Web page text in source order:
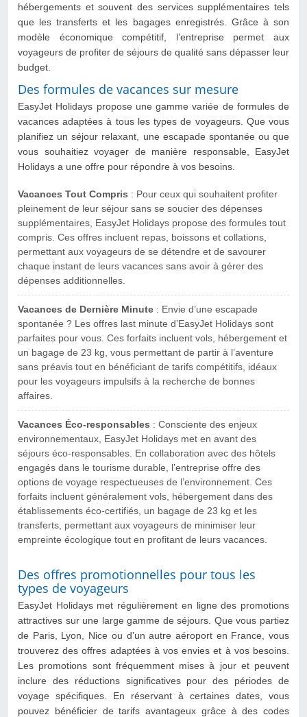
hébergements et souvent des services supplémentaires tels
que les transferts et les bagages enregistrés. Grâce à son
modèle économique compétitif, l’entreprise permet aux
voyageurs de profiter de séjours de qualité sans dépasser leur
budget.
Des formules de vacances sur mesure
EasyJet Holidays propose une gamme variée de formules de
vacances adaptées à tous les types de voyageurs. Que vous
planifiez un séjour relaxant, une escapade spontanée ou que
vous souhaitiez voyager de manière responsable, EasyJet
Holidays a une offre pour répondre à vos besoins.
Vacances Tout Compris : Pour ceux qui souhaitent profiter
pleinement de leur séjour sans se soucier des dépenses
supplémentaires, EasyJet Holidays propose des formules tout
compris. Ces offres incluent repas, boissons et collations,
permettant aux voyageurs de se détendre et de savourer
chaque instant de leurs vacances sans avoir à gérer des
dépenses additionnelles.
Vacances de Dernière Minute : Envie d’une escapade
spontanée ? Les offres last minute d’EasyJet Holidays sont
parfaites pour vous. Ces forfaits incluent vols, hébergement et
un bagage de 23 kg, vous permettant de partir à l’aventure
sans préavis tout en bénéficiant de tarifs compétitifs, idéaux
pour les voyageurs impulsifs à la recherche de bonnes
affaires.
Vacances Éco-responsables : Consciente des enjeux
environnementaux, EasyJet Holidays met en avant des
séjours éco-responsables. En collaboration avec des hôtels
engagés dans le tourisme durable, l’entreprise offre des
options de voyage respectueuses de l’environnement. Ces
forfaits incluent généralement vols, hébergement dans des
établissements éco-certifiés, un bagage de 23 kg et les
transferts, permettant aux voyageurs de minimiser leur
empreinte écologique tout en profitant de leurs vacances.
Des offres promotionnelles pour tous les
types de voyageurs
EasyJet Holidays met régulièrement en ligne des promotions
attractives sur une large gamme de séjours. Que vous partiez
de Paris, Lyon, Nice ou d’un autre aéroport en France, vous
trouverez des offres adaptées à vos envies et à vos besoins.
Les promotions sont fréquemment mises à jour et peuvent
inclure des réductions significatives pour des périodes de
voyage spécifiques. En réservant à certaines dates, vous
pouvez bénéficier de tarifs avantageux grâce à des codes